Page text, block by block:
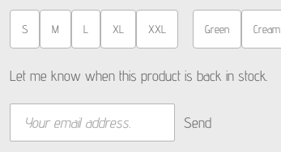
S M L XL XXL Green Cream
Let me know when this product is back in stock.
Send